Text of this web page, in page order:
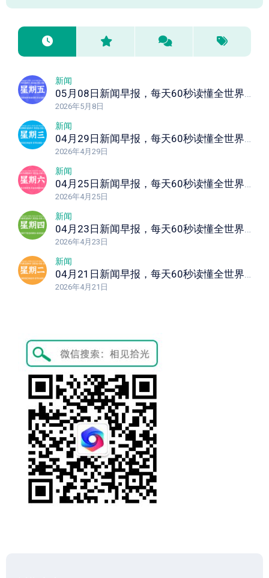
新闻
05月08日新闻早报，每天60秒读懂全世界！
2026年5月8日
新闻
04月29日新闻早报，每天60秒读懂全世界！
2026年4月29日
新闻
04月25日新闻早报，每天60秒读懂全世界！
2026年4月25日
新闻
04月23日新闻早报，每天60秒读懂全世界！
2026年4月23日
新闻
04月21日新闻早报，每天60秒读懂全世界！
2026年4月21日